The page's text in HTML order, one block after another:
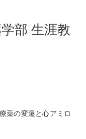
部 生涯教
薬の変遷と心アミロ